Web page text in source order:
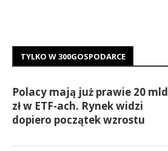
TYLKO W 300GOSPODARCE
Polacy mają już prawie 20 mld
zł w ETF-ach. Rynek widzi
dopiero początek wzrostu